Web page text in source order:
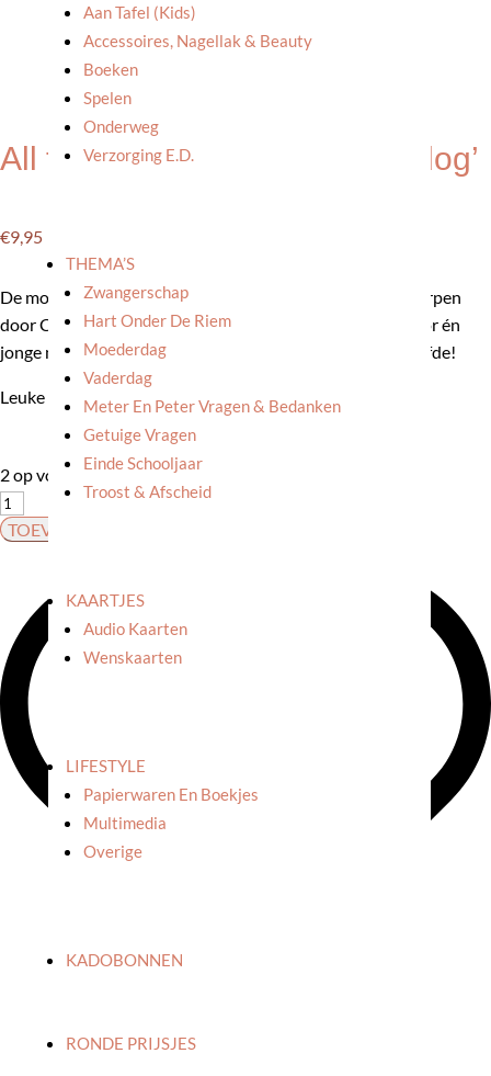
Aan Tafel (kids)
Accessoires, Nagellak & Beauty
Boeken
Spelen
Onderweg
Verzorging E.d.
THEMA’S
Zwangerschap
Hart Onder De Riem
Moederdag
Vaderdag
Meter En Peter Vragen & Bedanken
Getuige Vragen
Einde Schooljaar
Troost & Afscheid
KAARTJES
Audio Kaarten
Wenskaarten
LIFESTYLE
Papierwaren En Boekjes
Multimedia
Overige
KADOBONNEN
RONDE PRIJSJES
All the ways to say: Pin ‘Hot dog’
€9,95
De mooie kaarten van ‘All the ways to say’ worden ontworpen
door Claire Leina, uit Frankrijk. Zij is illustrator, art director én
jonge moeder. Ze tekent alles met de hand en heel veel liefde!
Leuke metalen pin op een mooi geïllustreerd, mini kaartje.
2 op voorraad
All
the
Pin
'Hot
dog'
aantal
TOEVOEGEN AAN WINKELWAGEN